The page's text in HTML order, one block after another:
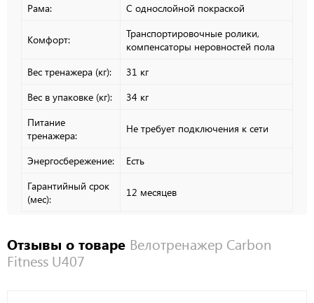
Рама:
С однослойной покраской
Комфорт:
Транспортировочные ролики,
компенсаторы неровностей пола
Вес тренажера (кг):
31 кг
Вес в упаковке (кг):
34 кг
Питание
тренажера:
Не требует подключения к сети
Энергосбережение:
Есть
Гарантийный срок
(мес):
12 месяцев
Отзывы о товаре Велотренажер Carbon
Fitness U407